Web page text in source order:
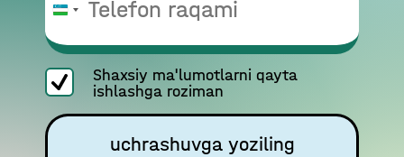
O‘zbekiston
Shaxsiy ma'lumotlarni qayta
ishlashga roziman
uchrashuvga yoziling